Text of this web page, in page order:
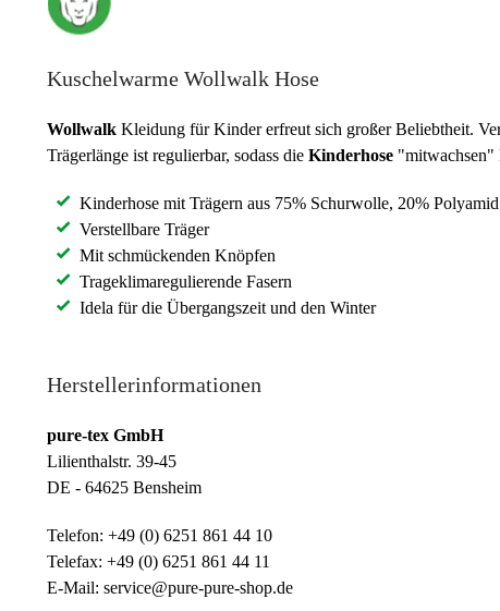
Kuschelwarme Wollwalk Hose
Wollwalk Kleidung für Kinder erfreut sich großer Beliebtheit.
Trägerlänge ist regulierbar, sodass die Kinderhose "mitwachsen"
Kinderhose mit Trägern aus 75% Schurwolle, 20%
Verstellbare Träger
Mit schmückenden Knöpfen
Trageklimaregulierende Fasern
Idela für die Übergangszeit und den Winter
Herstellerinformationen
pure-tex GmbH
Lilienthalstr. 39-45
DE - 64625 Bensheim
Telefon: +49 (0) 6251 861 44 10
Telefax: +49 (0) 6251 861 44 11
E-Mail: service@pure-pure-shop.de